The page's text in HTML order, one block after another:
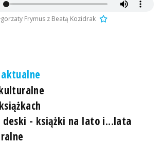
Frymus z Beatą Kozidrak
deski - książki na lato i...lata